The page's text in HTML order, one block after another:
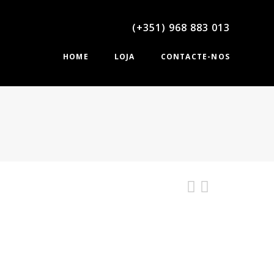
(+351) 968 883 013
HOME LOJA CONTACTE-NOS